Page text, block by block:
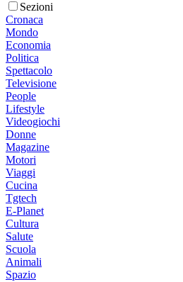
Sezioni
Cronaca
Mondo
Economia
Politica
Spettacolo
Televisione
People
Lifestyle
Videogiochi
Donne
Magazine
Motori
Viaggi
Cucina
Tgtech
E-Planet
Cultura
Salute
Scuola
Animali
Spazio